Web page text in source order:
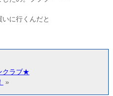
に行くんだと
クラブ★
»